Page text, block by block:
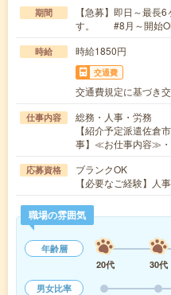
期間
【急募】即日～最長
す。 #8月～開始
時給 時給1850円
交通費
交通費規定に基づき
仕事内容
総務・人事・労務
【紹介予定派遣佐倉
事】≪お仕事内容≫
応募資格
ブランクOK
【必要なご経験】人
職場の雰囲気
年齢層
20代
30代
男女比率